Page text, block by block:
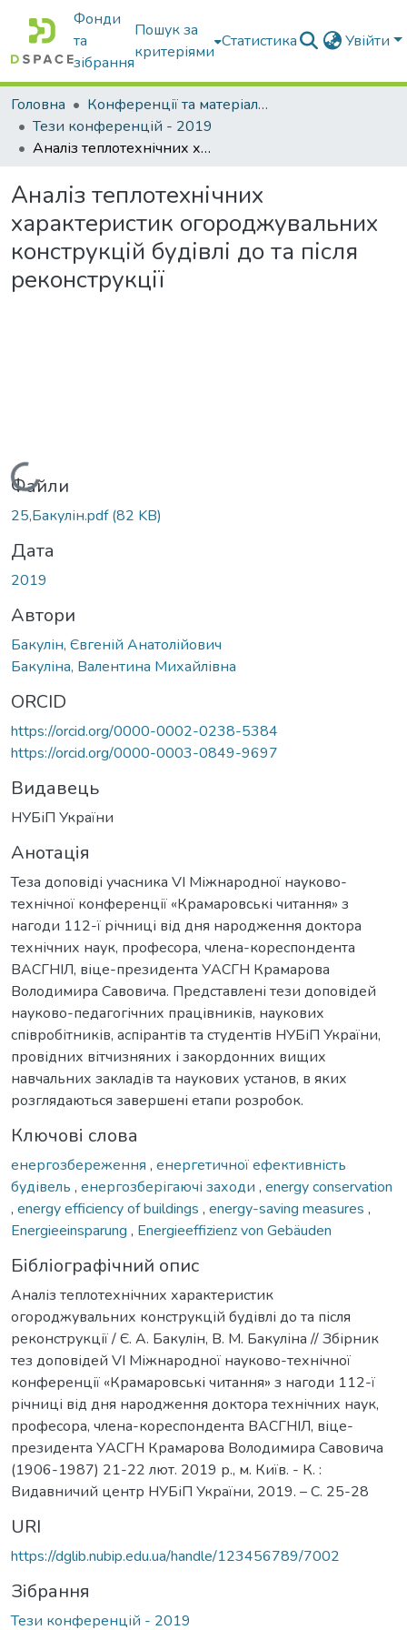
Фонди
та
зібрання
Пошук за
критеріями
Статистика Увійти
Головна
Конференції та матеріали конференцій
Тези конференцій - 2019
Аналіз теплотехнічних характеристик огороджувальних конструкцій будівлі до та після реконструкції
Аналіз теплотехнічних
характеристик огороджувальних
конструкцій будівлі до та після
реконструкції
Вантажиться...
Файли
25,Бакулін.pdf(82 KB)
Дата
2019
Автори
Бакулін, Євгеній Анатолійович
Бакуліна, Валентина Михайлівна
ORCID
https://orcid.org/0000-0002-0238-5384
https://orcid.org/0000-0003-0849-9697
Видавець
НУБіП України
Анотація
Теза доповіді учасника VI Міжнародної науково-
технічної конференції «Крамаровські читання» з
нагоди 112-ї річниці від дня народження доктора
технічних наук, професора, члена-кореспондента
ВАСГНІЛ, віце-президента УАСГН Крамарова
Володимира Савовича. Представлені тези доповідей
науково-педагогічних працівників, наукових
співробітників, аспірантів та студентів НУБіП України,
провідних вітчизняних і закордонних вищих
навчальних закладів та наукових установ, в яких
розглядаються завершені етапи розробок.
Ключові слова
енергозбереження , енергетичної ефективність
будівель , енергозберігаючі заходи , energy conservation
, energy efficiency of buildings , energy-saving measures ,
Energieeinsparung , Energieeffizienz von Gebäuden
Бібліографічний опис
Аналіз теплотехнічних характеристик
огороджувальних конструкцій будівлі до та після
реконструкції / Є. А. Бакулін, В. М. Бакуліна // Збірник
тез доповідей VI Міжнародної науково-технічної
конференції «Крамаровські читання» з нагоди 112-ї
річниці від дня народження доктора технічних наук,
професора, члена-кореспондента ВАСГНІЛ, віце-
президента УАСГН Крамарова Володимира Савовича
(1906-1987) 21-22 лют. 2019 р., м. Київ. - К. :
Видавничий центр НУБіП України, 2019. – C. 25-28
URI
https://dglib.nubip.edu.ua/handle/123456789/7002
Зібрання
Тези конференцій - 2019